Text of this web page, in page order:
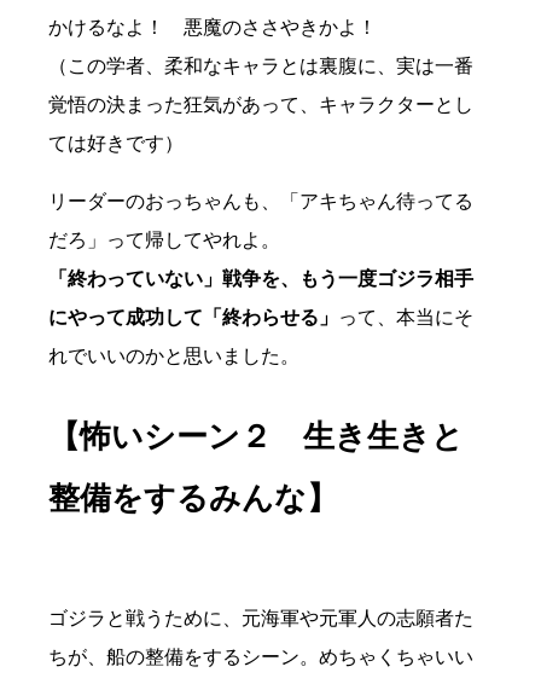
かけるなよ！ 悪魔のささやきかよ！
（この学者、柔和なキャラとは裏腹に、実は一番
覚悟の決まった狂気があって、キャラクターとし
ては好きです）
リーダーのおっちゃんも、「アキちゃん待ってる
だろ」って帰してやれよ。
「終わっていない」戦争を、もう一度ゴジラ相手
にやって成功して「終わらせる」 って、本当にそ
れでいいのかと思いました。
【怖いシーン２ 生き生きと
整備をするみんな】
ゴジラと戦うために、元海軍や元軍人の志願者た
ちが、船の整備をするシーン。めちゃくちゃいい